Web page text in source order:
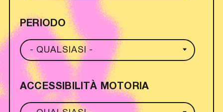
PERIODO
ACCESSIBILITÀ MOTORIA